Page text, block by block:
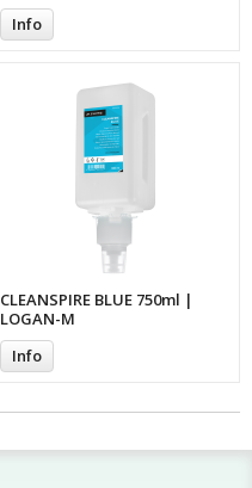
Info
CLEANSPIRE BLUE 750ml |
LOGAN-M
Info